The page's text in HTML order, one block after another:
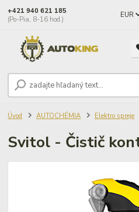
EUR
+421 940 621 185
(Po-Pia, 8-16 hod.)
Úvod AUTOCHÉMIA Elektro spreje
Svitol - Čistič